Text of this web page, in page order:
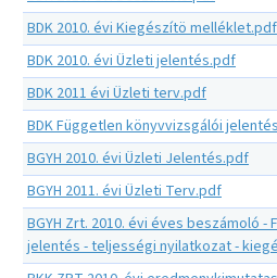
BDK 2010. évi Kiegészítö melléklet.pdf
BDK 2010. évi Üzleti jelentés.pdf
BDK 2011 évi Üzleti terv.pdf
BDK Független könyvvizsgálói
BGYH 2010. évi Üzleti Jelentés.pdf
BGYH 2011. évi Üzleti Terv.pdf
BGYH Zrt. 2010. évi éves beszámoló
jelentés - teljességi nyilatkozat -